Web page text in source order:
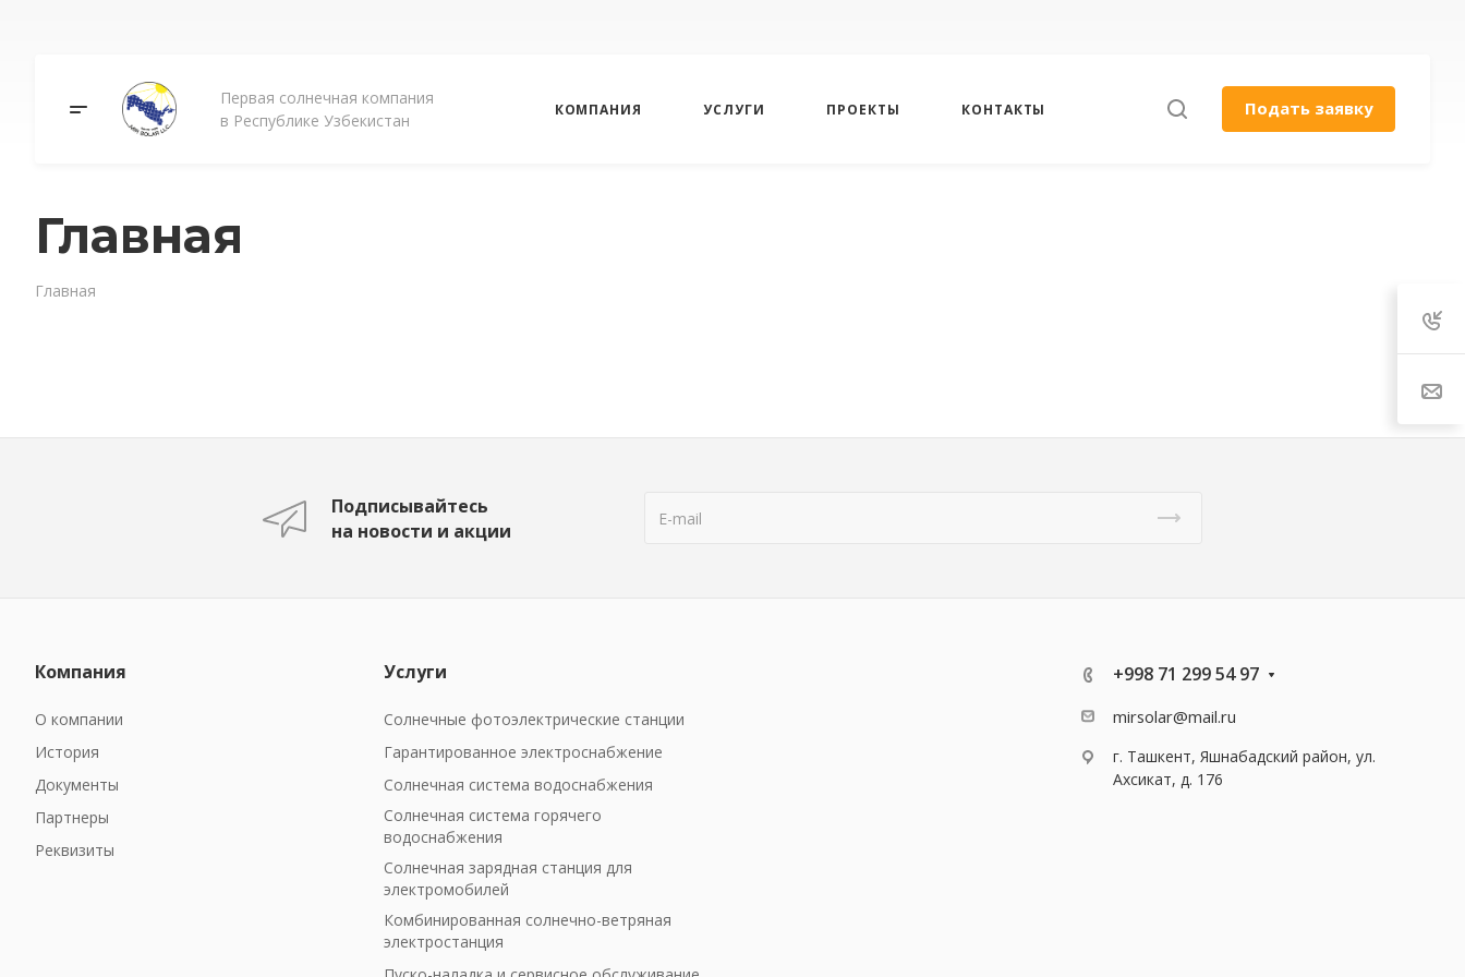
Первая солнечная компания
в Республике Узбекистан
КОМПАНИЯ УСЛУГИ ПРОЕКТЫ КОНТАКТЫ Подать заявку
Главная
Главная
Подписывайтесь
на новости и акции
Компания
О компании
История
Документы
Партнеры
Реквизиты
Услуги
Солнечные фотоэлектрические станции
Гарантированное электроснабжение
Солнечная система водоснабжения
Солнечная система горячего
водоснабжения
Солнечная зарядная станция для
электромобилей
Комбинированная солнечно-ветряная
электростанция
+998 71 299 54 97
mirsolar@mail.ru
г. Ташкент, Яшнабадский район, ул.
Ахсикат, д. 176